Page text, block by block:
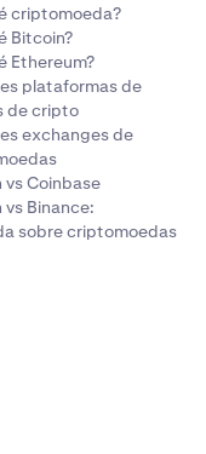
criptomoeda?
Bitcoin?
Ethereum?
plataformas de
de cripto
exchanges de
vs Coinbase
vs Binance:
sobre criptomoedas